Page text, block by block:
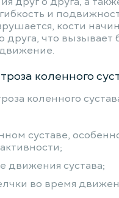
и
кости
друга, что вызывает
коленного
коленного
суставе,
движения сустава;
во время